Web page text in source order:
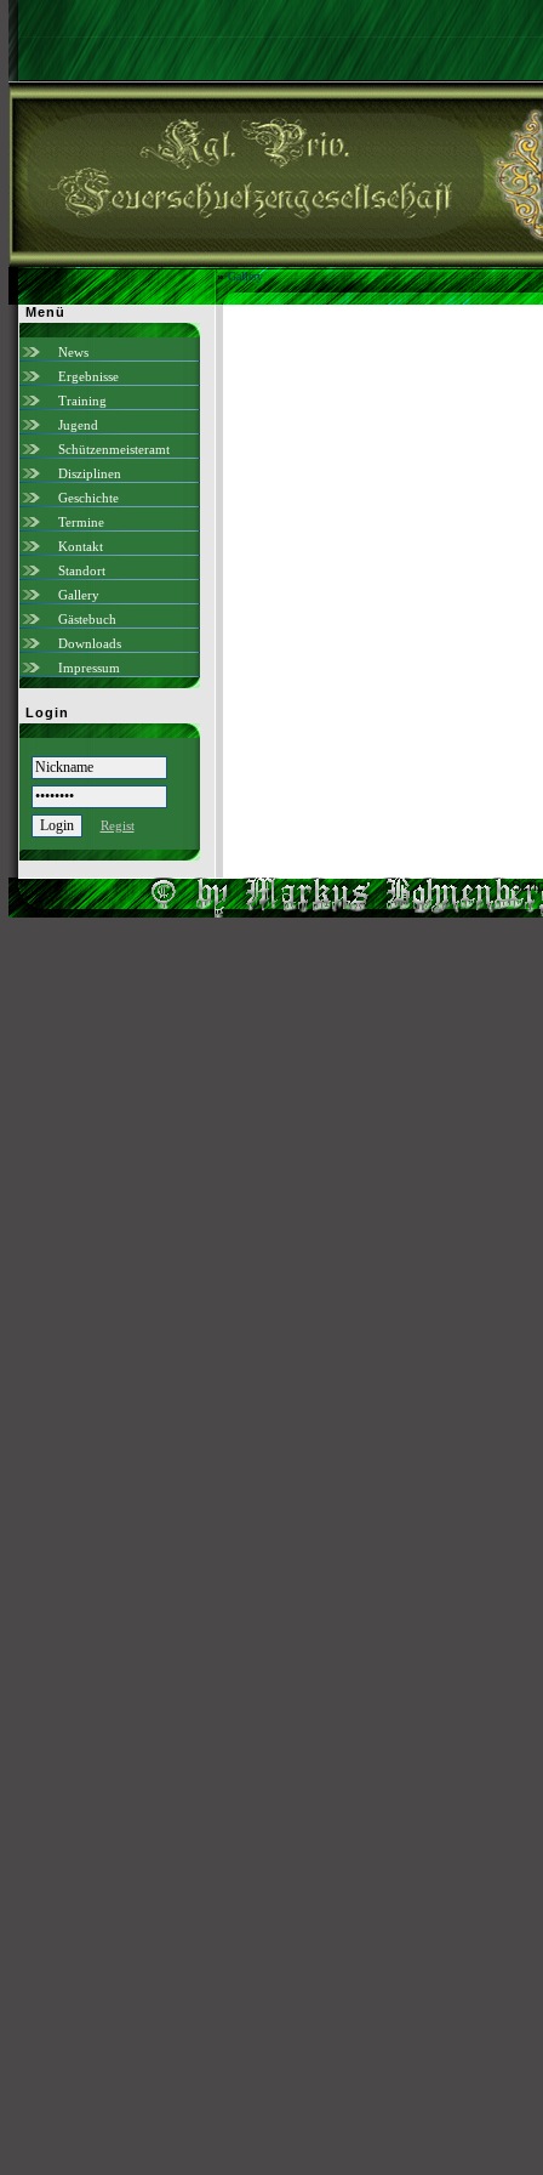
»Gallery
Menü
News
Ergebnisse
Training
Jugend
Schützenmeisteramt
Disziplinen
Geschichte
Termine
Kontakt
Standort
Gallery
Gästebuch
Downloads
Impressum
Login
Regist